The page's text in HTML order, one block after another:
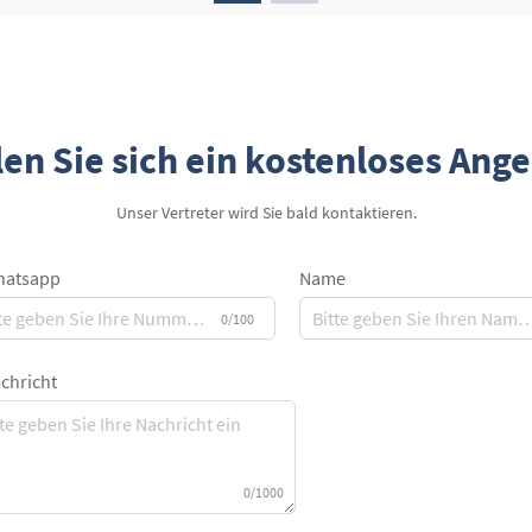
Sie sich ein kostenloses
Unser Vertreter wird Sie bald kontaktieren.
0/100
Name
0/1000